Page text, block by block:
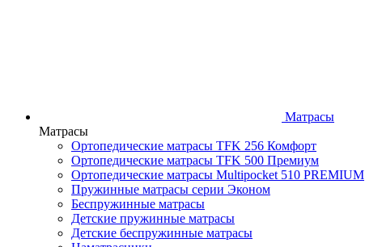
Матрасы
Матрасы
Ортопедические матрасы TFK 256 Комфорт
Ортопедические матрасы TFK 500 Премиум
Ортопедические матрасы Multipocket 510 PREMIUM
Пружинные матрасы серии Эконом
Беспружинные матрасы
Детские пружинные матрасы
Детские беспружинные матрасы